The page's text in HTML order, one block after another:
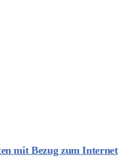
mit Bezug zum Internet